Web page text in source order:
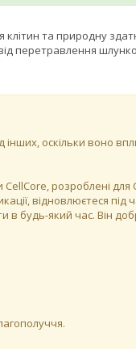
та природну
від перетравлення
інших, оскільки воно
розроблені для
відновлюєтеся під
в будь-який час. Він